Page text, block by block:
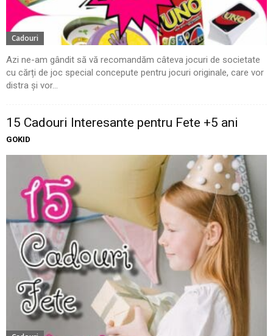
Cadouri
Azi ne-am gândit să vă recomandăm câteva jocuri de societate
cu cărți de joc special concepute pentru jocuri originale, care vor
distra și vor...
15 Cadouri Interesante pentru Fete +5 ani
GOKID